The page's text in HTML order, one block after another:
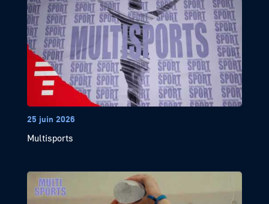
25 juin 2026
Multisports